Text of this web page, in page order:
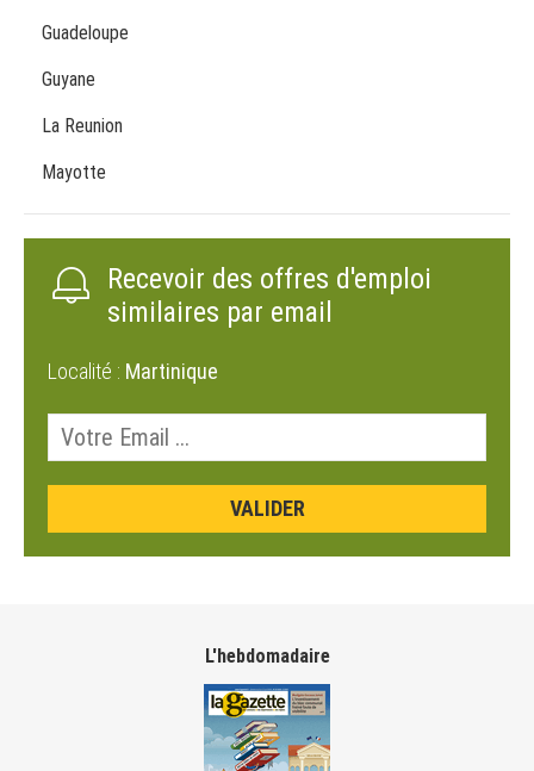
Guadeloupe
Guyane
La Reunion
Mayotte
Recevoir des offres d'emploi
similaires par email
Localité : Martinique
L'hebdomadaire